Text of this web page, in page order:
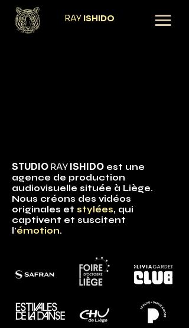
RAY ISHIDO
STUDIO RAY ISHIDO est une
agence de production
audiovisuelle située à Liège.
Nous créons des vidéos
originales et stylées, qui
captivent et suscitent
l'émotion.